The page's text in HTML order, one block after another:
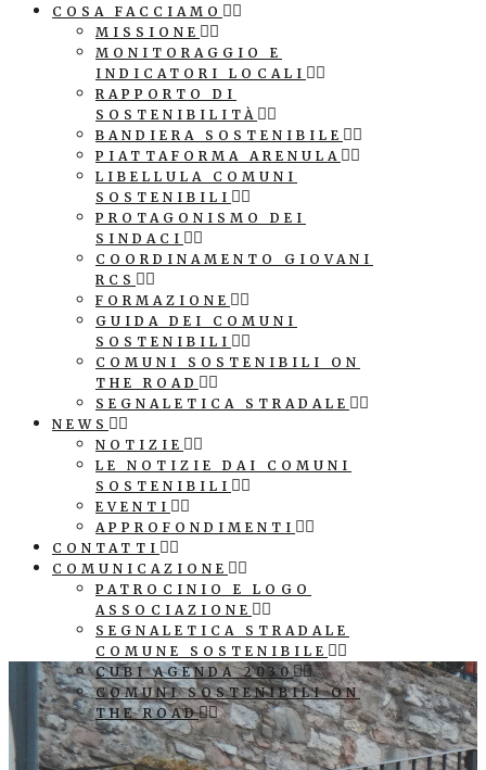
COSA FACCIAMO
MISSIONE
MONITORAGGIO E
INDICATORI LOCALI
RAPPORTO DI
SOSTENIBILITÀ
BANDIERA SOSTENIBILE
PIATTAFORMA ARENULA
LIBELLULA COMUNI
SOSTENIBILI
PROTAGONISMO DEI
SINDACI
COORDINAMENTO GIOVANI
RCS
FORMAZIONE
GUIDA DEI COMUNI
SOSTENIBILI
COMUNI SOSTENIBILI ON
THE ROAD
SEGNALETICA STRADALE
NEWS
NOTIZIE
LE NOTIZIE DAI COMUNI
SOSTENIBILI
EVENTI
APPROFONDIMENTI
CONTATTI
COMUNICAZIONE
PATROCINIO E LOGO
ASSOCIAZIONE
SEGNALETICA STRADALE
COMUNE SOSTENIBILE
CUBI AGENDA 2030
COMUNI SOSTENIBILI ON
THE ROAD